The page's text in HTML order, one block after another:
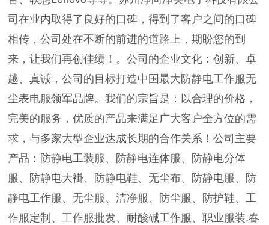
司在业内取得了良好的口碑，得到了客户之间的口碑
相传，公司处在不断的前进的道路上，期盼您的到
来，让我们再创佳绩！。公司的企业文化：创新、卓
越、真诚，公司的目标打造中国最大防静电工作服无
尘表电服领军品牌。我们的宗旨是：以合理的价格，
完美的服务，优质的产品来满足广大客户全方位的需
求，与多家大型企业达成长期的合作关系！公司主要
产品：防静电工装服、防静电连体服、防静电分体
服、防静电大褂、防静电鞋、无尘布、防静电服、防
静电工作服、无尘服、洁净服、防尘服、防护鞋、工
作服定制、工作服批发、耐酸碱工作服、职业服装,春